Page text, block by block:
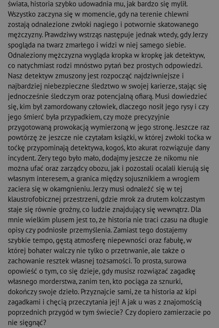
świata, historia szybko udowadnia mu, jak bardzo się mylił.
Wszystko zaczyna się w momencie, gdy na terenie chlewni
zostają odnalezione zwłoki nagiego i potwornie skatowanego
mężczyzny. Prawdziwy wstrząs następuje jednak wtedy, gdy Jerzy
spogląda na twarz zmarłego i widzi w niej samego siebie.
Odnaleziony mężczyzna wygląda kropka w kropkę jak detektyw,
co natychmiast rodzi mnóstwo pytań bez prostych odpowiedzi.
Nasz detektyw zmuszony jest rozpocząć najdziwniejsze i
najbardziej niebezpieczne śledztwo w swojej karierze, stając się
jednocześnie śledczym oraz potencjalną ofiarą. Musi dowiedzieć
się, kim był zamordowany człowiek, dlaczego nosił jego rysy i czy
jego śmierć była przypadkiem, czy może precyzyjnie
przygotowaną prowokacją wymierzoną w jego stronę. Jeszcze raz
powtórzę że jeszcze nie czytałam książki, w której zwłoki toćka w
toćkę przypominają detektywa, kogoś, kto akurat rozwiązuje dany
incydent. Zery tego było mało, dodajmy jeszcze że nikomu nie
można ufać oraz zarządcy obozu, jak i pozostali ocalali kierują się
własnym interesem, a granica między sojusznikiem a wrogiem
zaciera się w okamgnieniu. Jerzy musi odnaleźć się w tej
klaustrofobicznej przestrzeni, gdzie mrok za drutem kolczastym
staje się równie groźny, co ludzie znajdujący się wewnątrz. Dla
mnie wielkim plusem jest to, że historia nie traci czasu na długie
opisy czy podniosłe przemyślenia. Zamiast tego dostajemy
szybkie tempo, gęstą atmosferę niepewności oraz fabułę, w
której bohater walczy nie tylko o przetrwanie, ale także o
zachowanie resztek własnej tożsamości. To prosta, surowa
opowieść o tym, co się dzieje, gdy musisz rozwiązać zagadkę
własnego morderstwa, zanim ten, kto pociąga za sznurki,
dokończy swoje dzieło. Przyznajcie sami, że ta historia aż kipi
zagadkami i chęcią przeczytania jej! A jak u was z znajomością
poprzednich przygód w tym świecie? Czy dopiero zamierzacie po
nie sięgnąć?